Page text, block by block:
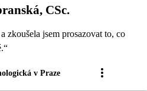
CSc.
zkoušela jsem prosazovat to, co
v Praze